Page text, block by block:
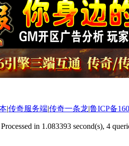
|传奇服务端|传奇一条龙|鲁ICP备
Processed in 1.083393 second(s), 4